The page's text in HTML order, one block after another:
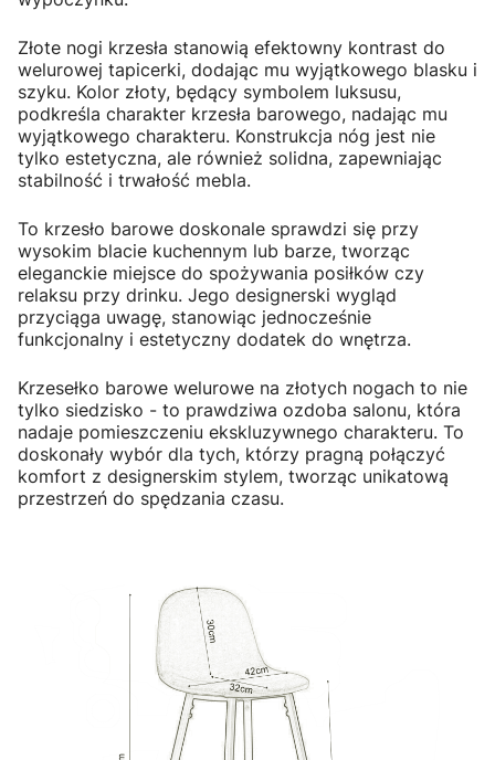
Złote nogi krzesła stanowią efektowny kontrast do
welurowej tapicerki, dodając mu wyjątkowego blasku i
szyku. Kolor złoty, będący symbolem luksusu,
podkreśla charakter krzesła barowego, nadając mu
wyjątkowego charakteru. Konstrukcja nóg jest nie
tylko estetyczna, ale również solidna, zapewniając
stabilność i trwałość mebla.
To krzesło barowe doskonale sprawdzi się przy
wysokim blacie kuchennym lub barze, tworząc
eleganckie miejsce do spożywania posiłków czy
relaksu przy drinku. Jego designerski wygląd
przyciąga uwagę, stanowiąc jednocześnie
funkcjonalny i estetyczny dodatek do wnętrza.
Krzesełko barowe welurowe na złotych nogach to nie
tylko siedzisko - to prawdziwa ozdoba salonu, która
nadaje pomieszczeniu ekskluzywnego charakteru. To
doskonały wybór dla tych, którzy pragną połączyć
komfort z designerskim stylem, tworząc unikatową
przestrzeń do spędzania czasu.